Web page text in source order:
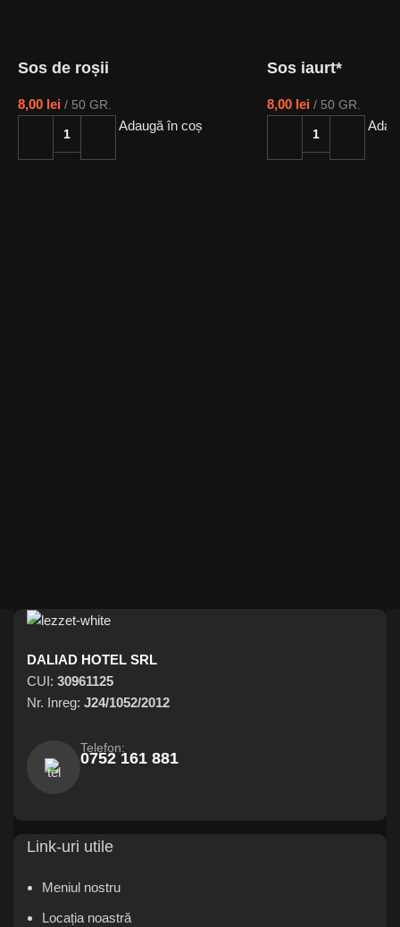
Sos de roșii
8,00 lei 50 GR.
Adaugă în coș
Sos iaurt*
8,00 lei 50 GR.
DALIAD HOTEL SRL
CUI: 30961125
Nr. Inreg: J24/1052/2012
Telefon:
0752 161 881
Link-uri utile
Meniul nostru
Locația noastră